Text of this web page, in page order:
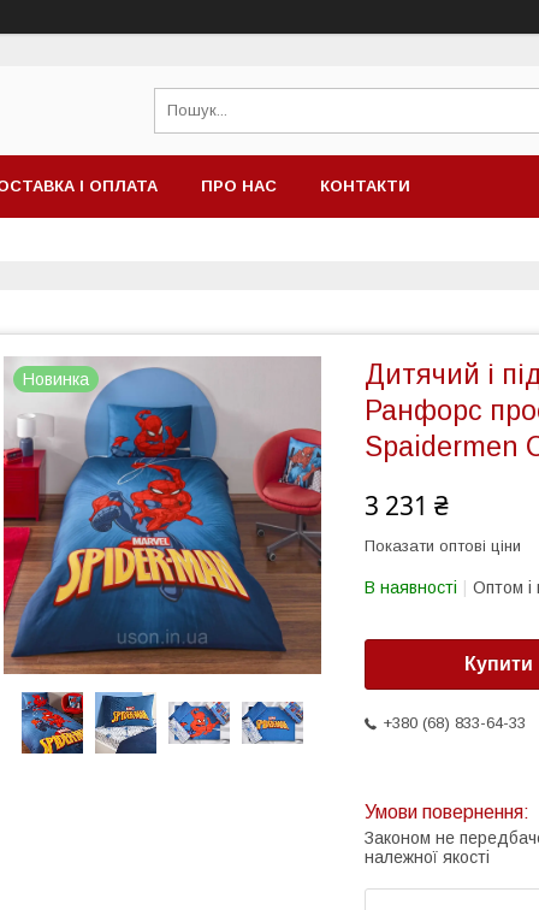
І ОПЛАТА ПРО НАС КОНТАКТИ
Новинка
Дитячий і
Ранфорс
Spaidermen
3 231 ₴
Показати оптові ціни
В наявності Оптом і
Купити
+380 (68) 833-64-33
Законом не
належної якості